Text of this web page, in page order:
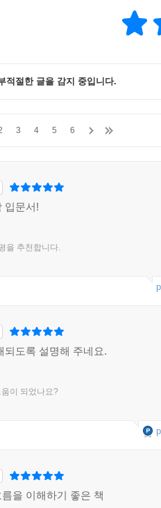
적절한 글을 감지 중입니다.
3 4 5 6
입문서!
을 추천합니다.
되도록 설명해 주네요.
이 되었나요?
을 이해하기 좋은 책